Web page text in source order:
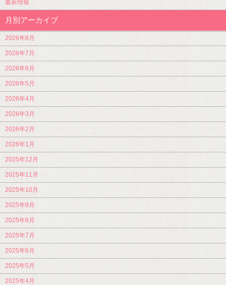
最新情報
月別アーカイブ
2026年8月
2026年7月
2026年6月
2026年5月
2026年4月
2026年3月
2026年2月
2026年1月
2025年12月
2025年11月
2025年10月
2025年9月
2025年8月
2025年7月
2025年6月
2025年5月
2025年4月